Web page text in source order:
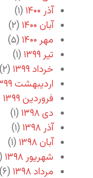
آذر ۱۴۰۰
(۱)
آبان ۱۴۰۰
(۲)
مهر ۱۴۰۰
(۵)
تیر ۱۳۹۹
(۱)
خرداد ۱۳۹۹
(۲)
اردیبهشت ۱۳۹۹
فروردین ۱۳۹۹
دی ۱۳۹۸
(۱)
آذر ۱۳۹۸
(۱)
آبان ۱۳۹۸
(۱)
شهریور ۱۳۹۸
(۲)
مرداد ۱۳۹۸
(۶)